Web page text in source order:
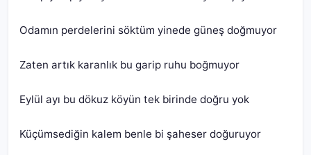
Küçümsediğin kalem benle bi şaheser doğuruyor